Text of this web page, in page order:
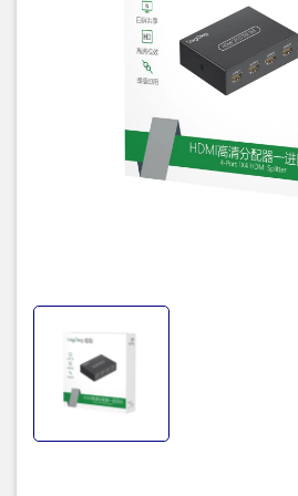
Hỗ trợ các định dạng âm thanh cao cấp
TrueHD, LPCM 7.1, DTS, Dolby-AC3, DSD.
Thường làm từ kim loại
đảm bảo độ bền và khả năng tản nhiệt
Adapter nguồn đi kèm,
Tính năng khác:
Plug and Play, không cần cài đặt phần
Khả năng tương thích:
như máy tính, laptop, đầu phát Blu-ray,
Giới Thiệu
VegGieg